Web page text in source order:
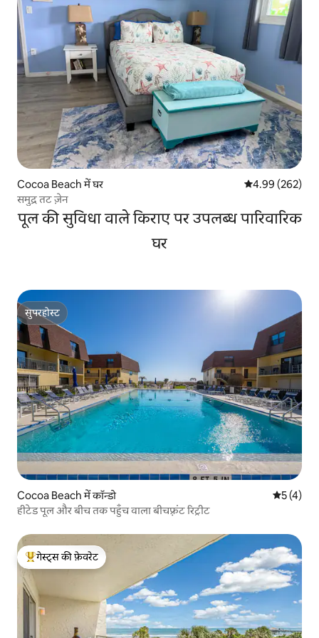
Cocoa Beach में घर औसत रेटिंग 5 में से
4.99 (262)
समुद्र तट ज़ेन
पूल की सुविधा वाले किराए पर उपलब्ध पारिवारिक
घर
सुपरहोस्ट
सुपरहोस्ट
Cocoa Beach में कॉन्डो औसत रेटिंग
5 (4)
हीटेड पूल और बीच तक पहुँच वाला बीचफ़्रंट रिट्रीट
गेस्ट्स का टॉप फ़ेवरेट
गेस्ट्स की फ़ेवरेट